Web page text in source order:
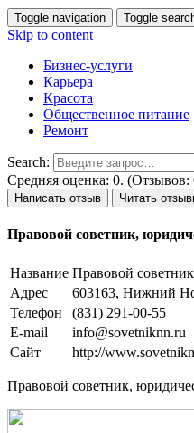
Toggle navigation Toggle
Skip to content
Бизнес-услуги
Карьера
Красота
Общественное питание
Ремонт
Search:
Средняя оценка: 0. (Отзывов:
Написать отзыв Читать
Правовой советник,
Название Правовой
Адрес
603163, Нижний
Телефон
(831) 291-00-55
E-mail
info@sovetniknn.ru
Сайт
http://
Правовой советник,